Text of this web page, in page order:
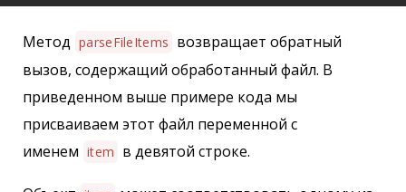
Метод parseFileItems возвращает обратный
вызов, содержащий обработанный файл. В
приведенном выше примере кода мы
присваиваем этот файл переменной с
именем item в девятой строке.